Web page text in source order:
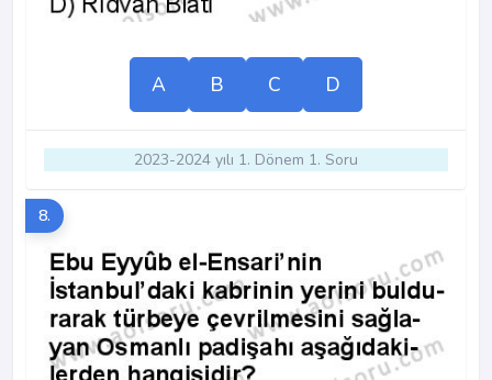
A B C D
2023-2024 yılı 1. Dönem 1. Soru
8.